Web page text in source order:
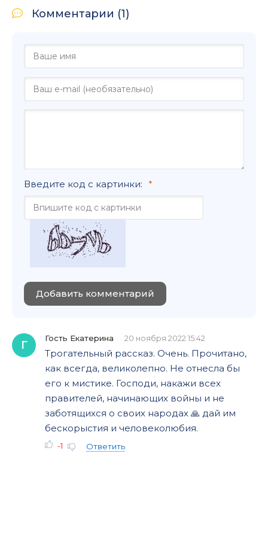
Комментарии (1)
Введите код с картинки:
Добавить комментарий
Г
Гость Екатерина 20 ноября 2022 15:42
Трогательный рассказ. Очень. Прочитано,
как всегда, великолепно. Не отнесла бы
его к мистике. Господи, накажи всех
правителей, начинающих войны и не
заботящихся о своих народах 🙏 дай им
бескорыстия и человеколюбия.
-1 Ответить